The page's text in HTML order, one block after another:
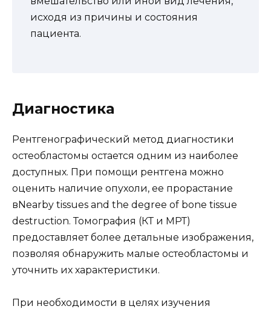
исходя из причины и состояния
пациента.
Диагностика
Рентгенографический метод диагностики
остеобластомы остается одним из наиболее
доступных. При помощи рентгена можно
оценить наличие опухоли, ее прорастание
вNearby tissues and the degree of bone tissue
destruction. Томография (КТ и МРТ)
предоставляет более детальные изображения,
позволяя обнаружить малые остеобластомы и
уточнить их характеристики.
При необходимости в целях изучения